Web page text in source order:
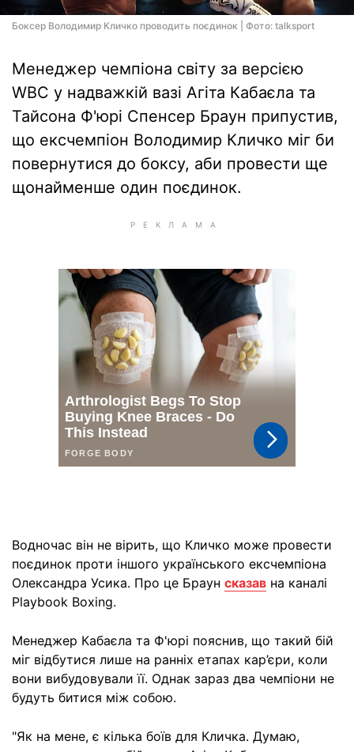
Боксер Володимир Кличко проводить поєдинок | Фото: talksport
Менеджер чемпіона світу за версією
WBC у надважкій вазі Агіта Кабаєла та
Тайсона Ф'юрі Спенсер Браун припустив,
що ексчемпіон Володимир Кличко міг би
повернутися до боксу, аби провести ще
щонайменше один поєдинок.
Водночас він не вірить, що Кличко може провести
поєдинок проти іншого українського ексчемпіона
Олександра Усика. Про це Браун сказав на каналі
Playbook Boxing.
Менеджер Кабаєла та Ф'юрі пояснив, що такий бій
міг відбутися лише на ранніх етапах кар’єри, коли
вони вибудовували її. Однак зараз два чемпіони не
будуть битися між собою.
"Як на мене, є кілька боїв для Кличка. Думаю,